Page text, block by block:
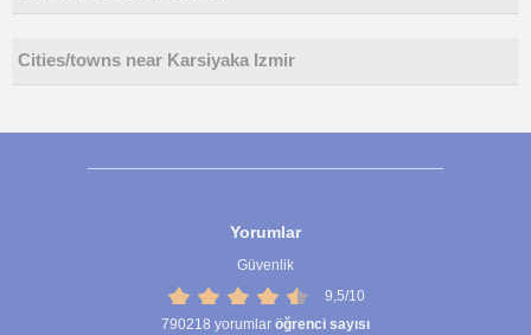
Cities/towns near Karsiyaka Izmir
Yorumlar
Güvenlik
9,5/10
790218 yorumlar öğrenci sayısı